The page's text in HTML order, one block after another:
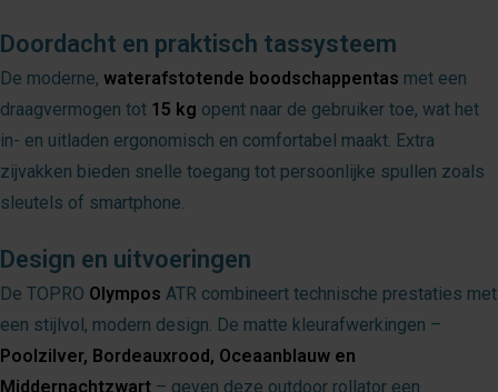
Doordacht en praktisch tassysteem
De moderne, waterafstotende boodschappentas met een
draagvermogen tot 15 kg opent naar de gebruiker toe, wat het
in- en uitladen ergonomisch en comfortabel maakt. Extra
zijvakken bieden snelle toegang tot persoonlijke spullen zoals
sleutels of smartphone.
Design en uitvoeringen
De TOPRO Olympos ATR combineert technische prestaties met
een stijlvol, modern design. De matte kleurafwerkingen –
Poolzilver, Bordeauxrood, Oceaanblauw en
Middernachtzwart – geven deze outdoor rollator een